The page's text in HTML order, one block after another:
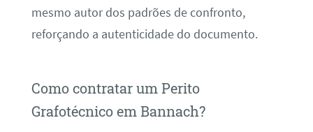
mesmo autor dos padrões de confronto,
reforçando a autenticidade do documento.
Como contratar um Perito
Grafotécnico em Bannach?